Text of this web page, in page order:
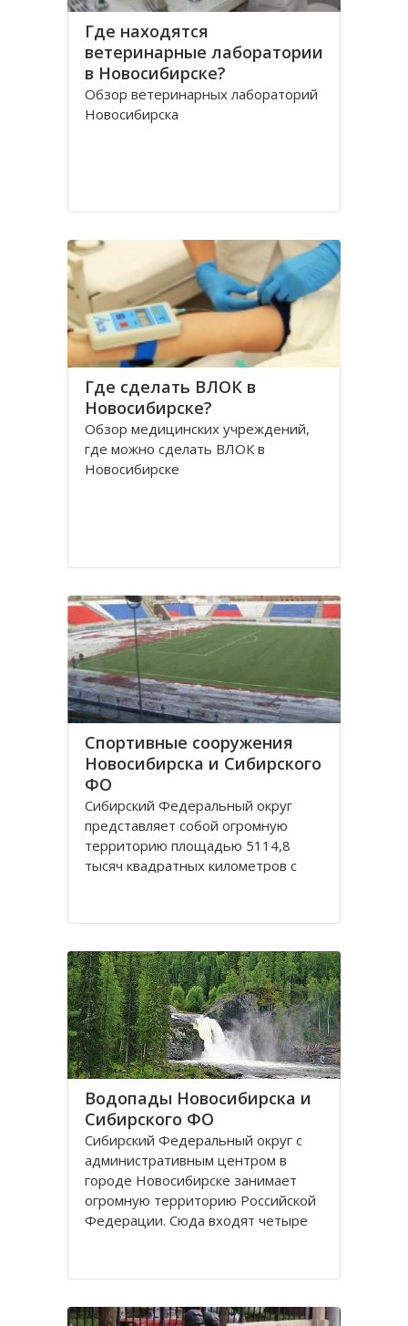
Где находятся
ветеринарные лаборатории
в Новосибирске?
Обзор ветеринарных лабораторий
Новосибирска
Где сделать ВЛОК в
Новосибирске?
Обзор медицинских учреждений,
где можно сделать ВЛОК в
Новосибирске
Спортивные сооружения
Новосибирска и Сибирского
ФО
Сибирский Федеральный округ
представляет собой огромную
территорию площадью 5114,8
тысяч квадратных километров с
поселках, селах, деревнях. Главный
Крупные города Сибирского округа
это: Абакан и Ангарск; Барнаул и
Водопады Новосибирска и
Сибирского ФО
Сибирский Федеральный округ с
административным центром в
городе Новосибирске занимает
огромную территорию Российской
Федерации. Сюда входят четыре
– Алтайский и Красноярский, и
Кемеровская